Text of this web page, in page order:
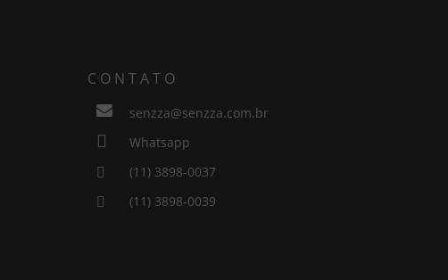
CONTATO
 senzza@senzza.com.br
 Whatsapp
 (11) 3898-0037
 (11) 3898-0039